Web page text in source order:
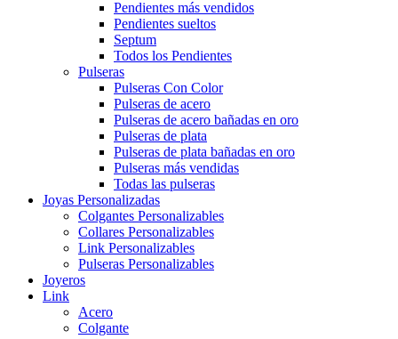
Pendientes más vendidos
Pendientes sueltos
Septum
Todos los Pendientes
Pulseras
Pulseras Con Color
Pulseras de acero
Pulseras de acero bañadas en oro
Pulseras de plata
Pulseras de plata bañadas en oro
Pulseras más vendidas
Todas las pulseras
Joyas Personalizadas
Colgantes Personalizables
Collares Personalizables
Link Personalizables
Pulseras Personalizables
Joyeros
Link
Acero
Colgante